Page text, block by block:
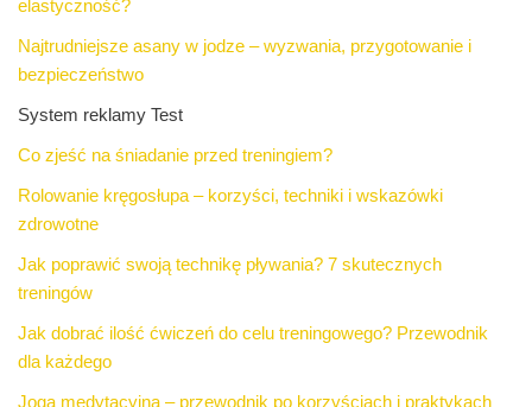
elastyczność?
Najtrudniejsze asany w jodze – wyzwania, przygotowanie i
bezpieczeństwo
System reklamy Test
Co zjeść na śniadanie przed treningiem?
Rolowanie kręgosłupa – korzyści, techniki i wskazówki
zdrowotne
Jak poprawić swoją technikę pływania? 7 skutecznych
treningów
Jak dobrać ilość ćwiczeń do celu treningowego? Przewodnik
dla każdego
Joga medytacyjna – przewodnik po korzyściach i praktykach